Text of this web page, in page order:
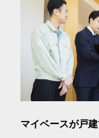
マイベースが戸